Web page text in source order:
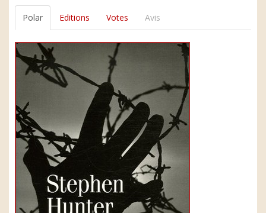
Polar Editions Votes Avis